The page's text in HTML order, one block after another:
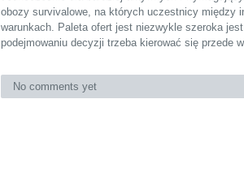
obozy survivalowe, na których uczestnicy między
warunkach. Paleta ofert jest niezwykle szeroka
podejmowaniu decyzji trzeba kierować się przede
No comments yet